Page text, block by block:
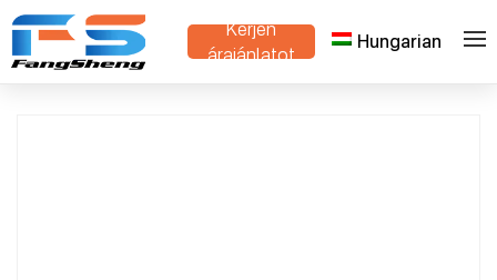
Kérjen
árajánlatot
Hungarian
Otthon > Termékek virágkocsi Szolgáltató